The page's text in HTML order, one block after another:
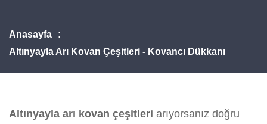
Anasayfa
Altınyayla Arı Kovan Çeşitleri - Kovancı Dükkanı
Altınyayla arı kovan çeşitleri arıyorsanız doğru